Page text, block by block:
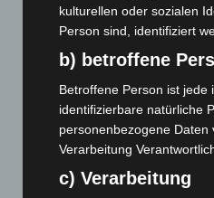
Celle: Mensch stirbt bei
beschädigt
5. August 2026
Anklage nach Abschaltung von
3. August 2026
kulturellen oder sozialen
Person sind, identifiziert
b) betroffene
Betroffene Person ist jede
identifizierbare natürliche
personenbezogene Daten
Verarbeitung
c) Verarbeitung